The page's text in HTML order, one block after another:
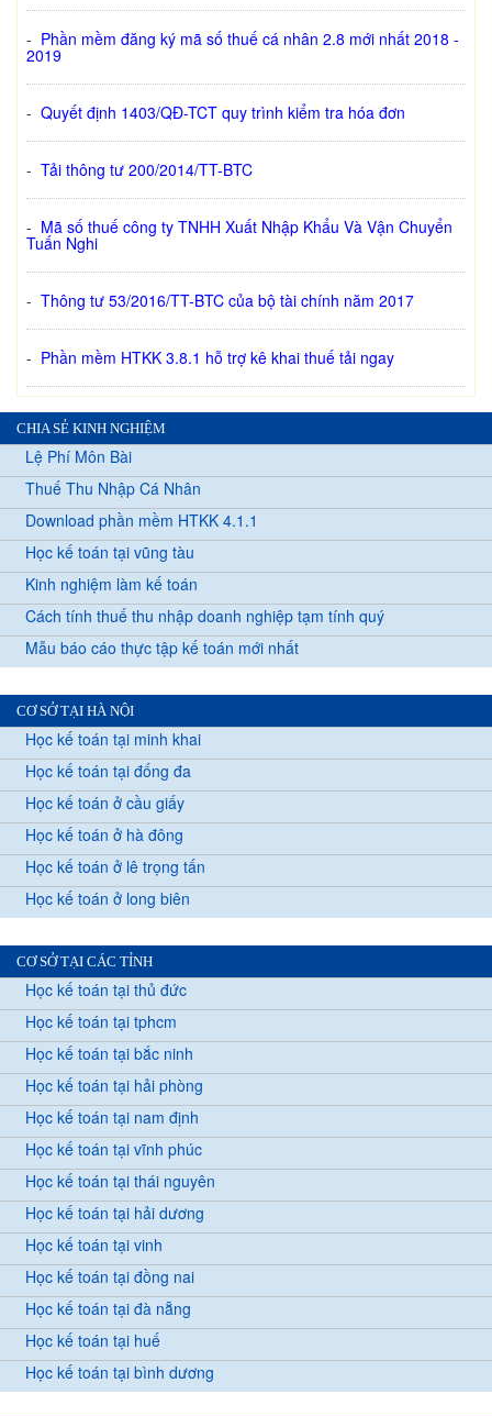
- Phần mềm đăng ký mã số thuế cá nhân 2.8 mới nhất 2018 -
2019
- Quyết định 1403/QĐ-TCT quy trình kiểm tra hóa đơn
- Tải thông tư 200/2014/TT-BTC
- Mã số thuế công ty TNHH Xuất Nhập Khẩu Và Vận Chuyển
Tuấn Nghi
- Thông tư 53/2016/TT-BTC của bộ tài chính năm 2017
- Phần mềm HTKK 3.8.1 hỗ trợ kê khai thuế tải ngay
CHIA SẺ KINH NGHIỆM
Lệ Phí Môn Bài
Thuế Thu Nhập Cá Nhân
Download phần mềm HTKK 4.1.1
Học kế toán tại vũng tàu
Kinh nghiệm làm kế toán
Cách tính thuế thu nhập doanh nghiệp tạm tính quý
Mẫu báo cáo thực tập kế toán mới nhất
CƠ SỞ TẠI HÀ NỘI
Học kế toán tại minh khai
Học kế toán tại đống đa
Học kế toán ở cầu giấy
Học kế toán ở hà đông
Học kế toán ở lê trọng tấn
Học kế toán ở long biên
CƠ SỞ TẠI CÁC TỈNH
Học kế toán tại thủ đức
Học kế toán tại tphcm
Học kế toán tại bắc ninh
Học kế toán tại hải phòng
Học kế toán tại nam định
Học kế toán tại vĩnh phúc
Học kế toán tại thái nguyên
Học kế toán tại hải dương
Học kế toán tại vinh
Học kế toán tại đồng nai
Học kế toán tại đà nẵng
Học kế toán tại huế
Học kế toán tại bình dương